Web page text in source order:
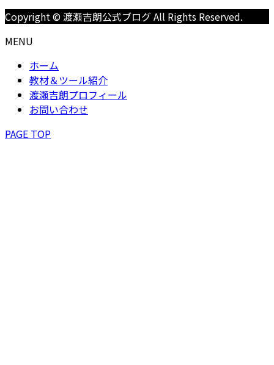
Copyright © 渡瀬吉朗公式ブログ All Rights Reserved.
MENU
ホーム
教材＆ツール紹介
渡瀬吉朗プロフィール
お問い合わせ
PAGE TOP